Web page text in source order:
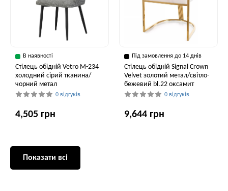
В наявності
Стілець обідній Vetro M-234
холодний сірий тканина/
чорний метал
0 відгуків
4,505 грн
Під замовлення до 14 днів
Стілець обідній Signal Crown
Velvet золотий метал/світло-
бежевий bl.22 оксамит
0 відгуків
9,644 грн
Показати всі